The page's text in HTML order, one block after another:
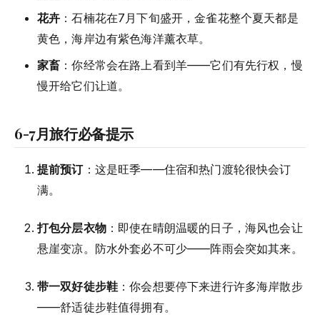
花卉 ：石楠花在7月下旬盛开，金雀花整个夏天都是
黄色，海岸边有紫色海洋薰衣草。
家畜 ：你经常会在路上看到羊——它们有先行权，慢
慢开给它们让道。
6-7月旅行必备提示
提前预订：这是旺季——住宿和热门渡轮很快会订
满。
打包分层衣物：即使在晴朗温暖的日子，海风也会让
悬崖变凉。防水外套必不可少——阵雨会突如其来。
带一双好徒步鞋 ：你会想要停下来进行许多海岸散步
——舒适徒步鞋值得拥有。